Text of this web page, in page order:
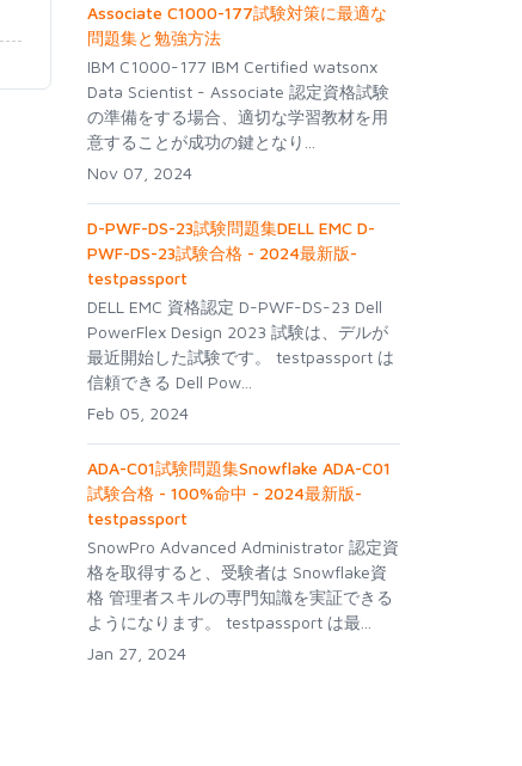
Associate C1000-177試験対策に最適な
問題集と勉強方法
IBM C1000-177 IBM Certified watsonx
Data Scientist - Associate 認定資格試験
の準備をする場合、適切な学習教材を用
意することが成功の鍵となり...
Nov 07, 2024
D-PWF-DS-23試験問題集DELL EMC D-
PWF-DS-23試験合格 - 2024最新版-
testpassport
DELL EMC 資格認定 D-PWF-DS-23 Dell
PowerFlex Design 2023 試験は、デルが
最近開始した試験です。 testpassport は
信頼できる Dell Pow...
Feb 05, 2024
ADA-C01試験問題集Snowflake ADA-C01
試験合格 - 100%命中 - 2024最新版-
testpassport
SnowPro Advanced Administrator 認定資
格を取得すると、受験者は Snowflake資
格 管理者スキルの専門知識を実証できる
ようになります。 testpassport は最...
Jan 27, 2024